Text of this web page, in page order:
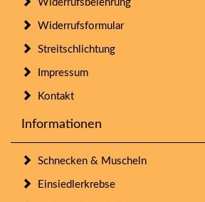
Widerrufsbelehrung
Widerrufsformular
Streitschlichtung
Impressum
Kontakt
Informationen
Schnecken & Muscheln
Einsiedlerkrebse